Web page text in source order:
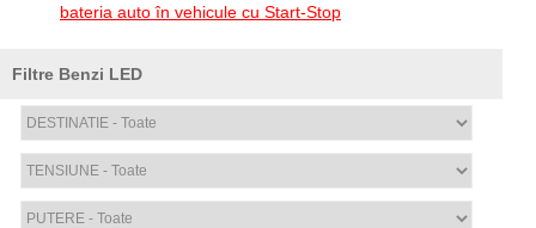
bateria auto în vehicule cu Start-Stop
Filtre Benzi LED